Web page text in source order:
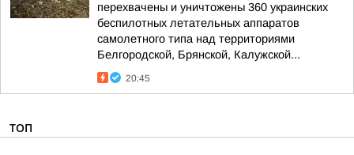
перехвачены и уничтожены 360 украинских
беспилотных летательных аппаратов
самолетного типа над территориями
Белгородской, Брянской, Калужской...
20:45
ТОП